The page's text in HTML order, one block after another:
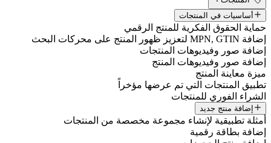
أساسيات في المنتجات
حماية الحقوق الفكرية للمنتج الرقمي
إضافة MPN, GTIN لتعزيز ظهور المنتج على محركات البحث
إضافة صور وفيديوهات المنتجات
إضافة صور وفيديوهات المنتج
ميزة معاينة المنتج
تطبيق المنتجات التي تم عرضها مؤخراً
الشراء الفوري للمنتجات
إضافة منتج جديد
أمثلة تطبيقية لإنشاء مجموعة مخصصة من المنتجات
إضافة بطاقة رقمية